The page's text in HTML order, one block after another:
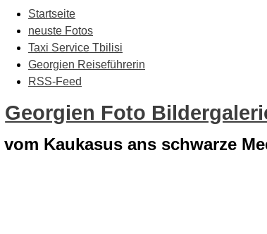
Startseite
neuste Fotos
Taxi Service Tbilisi
Georgien Reiseführerin
RSS-Feed
Georgien Foto
vom Kaukasus ans schwarze